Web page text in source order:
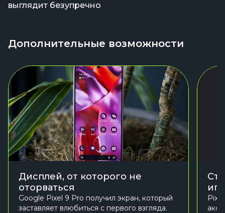
выглядит безупречно
Дополнительные возможности
Дисплей, от которого не
оторваться
Google Pixel 9 Pro получил экран, который
заставляет влюбиться с первого взгляда.